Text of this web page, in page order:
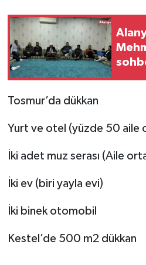
Tosmur’da dükkan
Yurt ve otel (yüzde 50 aile
İki adet muz serası (Aile
İki ev (biri yayla evi)
İki binek otomobil
Kestel’de 500 m2 dükkan